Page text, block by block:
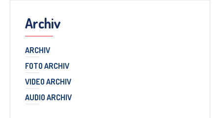
Archiv
ARCHIV
FOTO ARCHIV
VIDEO ARCHIV
AUDIO ARCHIV